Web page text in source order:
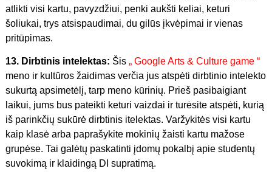
atlikti visi kartu, pavyzdžiui, penki aukšti keliai, keturi
šoliukai, trys atsispaudimai, du gilūs įkvėpimai ir vienas
pritūpimas.
13. Dirbtinis intelektas: Šis „ Google Arts & Culture game “
meno ir kultūros žaidimas verčia jus atspėti dirbtinio intelekto
sukurtą apsimetėlį, tarp meno kūrinių. Prieš pasibaigiant
laikui, jums bus pateikti keturi vaizdai ir turėsite atspėti, kurią
iš parinkčių sukūrė dirbtinis itelektas. Varžykitės visi kartu
kaip klasė arba paprašykite mokinių žaisti kartu mažose
grupėse. Tai galėtų paskatinti įdomų pokalbį apie studentų
suvokimą ir klaidingą DI supratimą.